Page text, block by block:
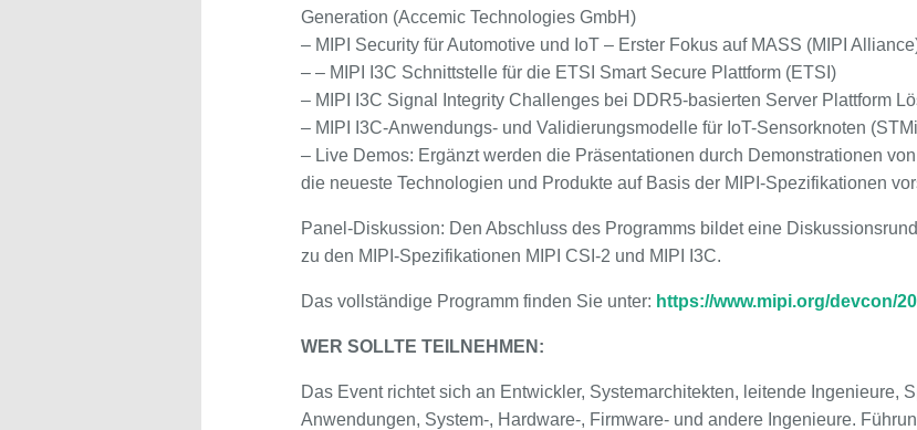
Generation (Accemic Technologies GmbH)
– MIPI Security für Automotive und IoT – Erster Fokus auf MASS (MIPI
– – MIPI I3C Schnittstelle für die ETSI Smart Secure Plattform (ETSI)
– MIPI I3C Signal Integrity Challenges bei DDR5-basierten Server Plattform
– MIPI I3C-Anwendungs- und Validierungsmodelle für IoT-Sensorknoten
– Live Demos: Ergänzt werden die Präsentationen durch Demonstrationen
die neueste Technologien und Produkte auf Basis der MIPI-Spezifikationen
Panel-Diskussion: Den Abschluss des Programms bildet eine
zu den MIPI-Spezifikationen MIPI CSI-2 und MIPI I3C.
Das vollständige Programm finden Sie unter: https://www.mipi.org/devcon/
WER SOLLTE TEILNEHMEN:
Das Event richtet sich an Entwickler, Systemarchitekten, leitende Ingenieure,
Anwendungen, System-, Hardware-, Firmware- und andere Ingenieure.